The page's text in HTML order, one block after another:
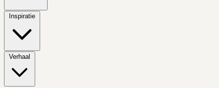
Inspiratie
Verhaal